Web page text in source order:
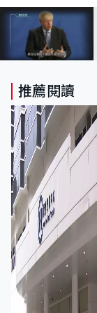
推薦閱讀